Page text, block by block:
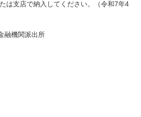
は支店で納入してください。（令和7年4
融機関派出所